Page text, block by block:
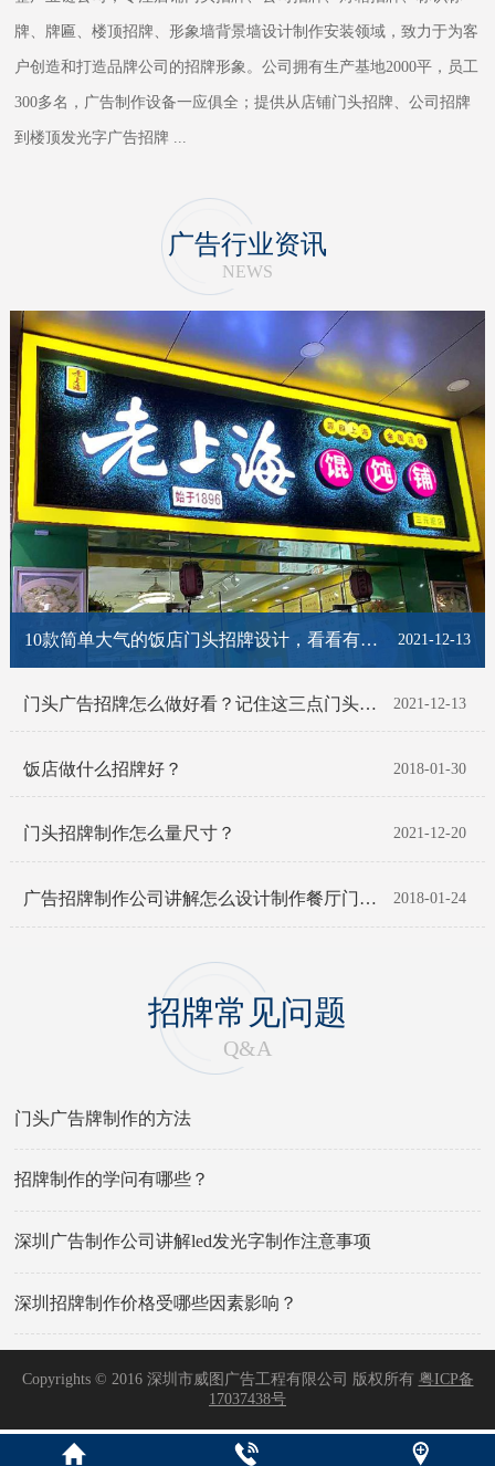
牌、牌匾、楼顶招牌、形象墙背景墙设计制作安装领域，致力于为客
户创造和打造品牌公司的招牌形象。公司拥有生产基地2000平，员工
300多名，广告制作设备一应俱全；提供从店铺门头招牌、公司招牌
到楼顶发光字广告招牌
广告行业资讯
NEWS
2021-12-13
10款简单大气的饭店门头招牌设计，看看有你喜欢的那一款吗？
2021-12-13
门头广告招牌怎么做好看？记住这三点门头招牌脱颖而出！
2018-01-30
饭店做什么招牌好？
2021-12-20
门头招牌制作怎么量尺寸？
2018-01-24
广告招牌制作公司讲解怎么设计制作餐厅门头招牌
招牌常见问题
Q&A
门头广告牌制作的方法
招牌制作的学问有哪些？
深圳广告制作公司讲解led发光字制作注意事项
深圳招牌制作价格受哪些因素影响？
Copyrights © 2016 深圳市威图广告工程有限公司 版权所有 粤ICP备
17037438号